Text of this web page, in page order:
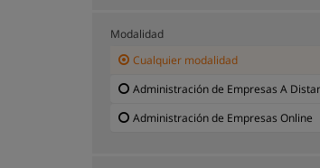
Modalidad
Cualquier modalidad
Administración de Empresas A
Administración de Empresas Online